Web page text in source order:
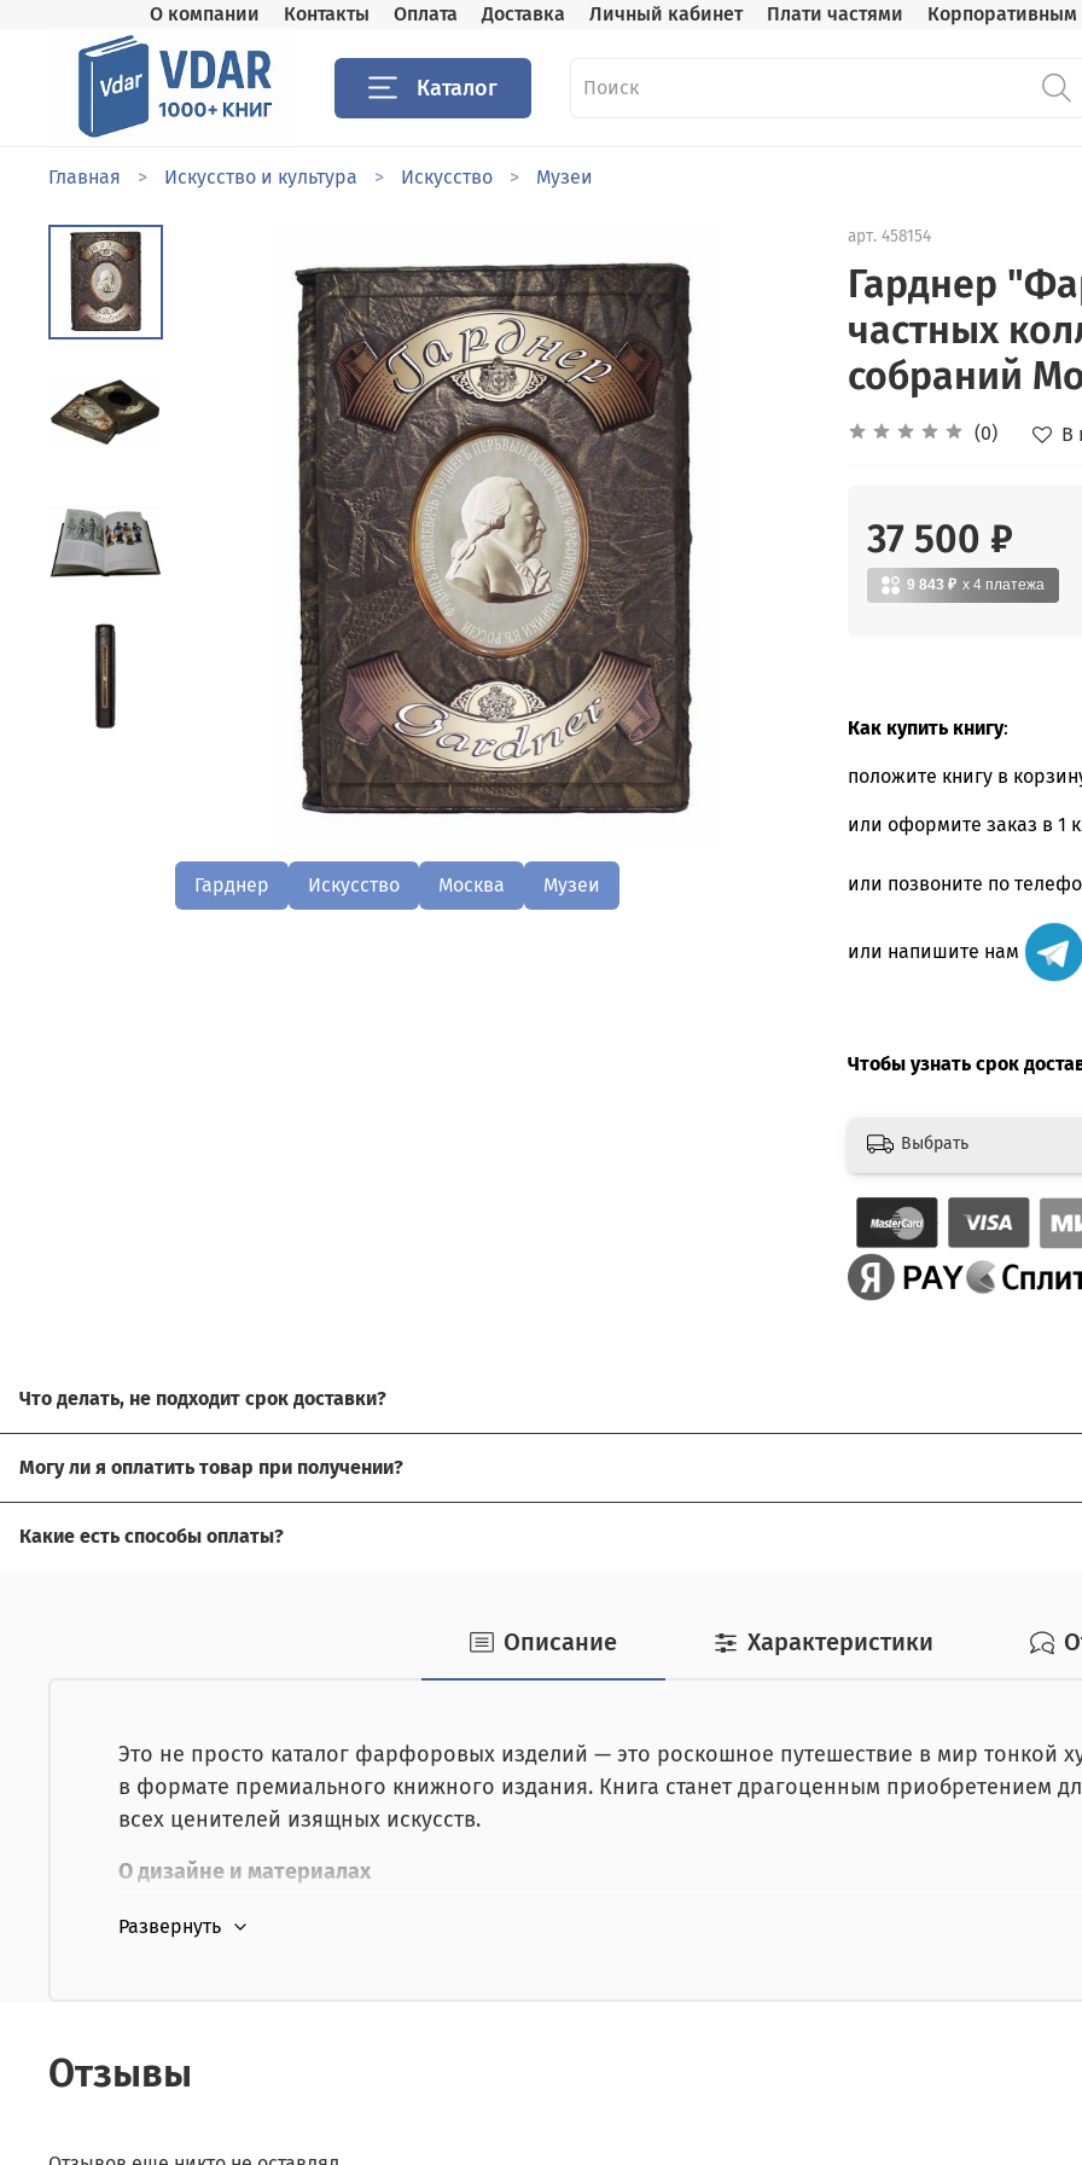
О компании Контакты Оплата Доставка Личный кабинет Плати частями Корпоративным
Каталог
Главная Искусство и культура Искусство Музеи
Гарднер Искусство Москва Музеи
арт. 458154
Гарднер
частных
собраний
(0) В
37 500 ₽
9 843 ₽ x 4 платежа
Как купить книгу:
положите книгу в
или оформите заказ в 1
или позвоните по
или напишите нам
Чтобы узнать срок
Выбрать
Описание Характеристики
Это не просто каталог фарфоровых изделий — это роскошное путешествие в мир тонкой
в формате премиального книжного издания. Книга станет драгоценным приобретением
всех ценителей изящных искусств.
О дизайне и материалах
Издание демонстрирует высочайший уровень полиграфического и переплётного
высококачественная мелованная бумага, обеспечивающая безупречную
Отзывы